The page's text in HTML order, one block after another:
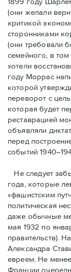
(они желали
критикой
сторонниками
(они требовали
семейного, в том
хотели
году Моррас
которой
переворот с
которая будет
реставрацией
объявляли
перед
событий
Не следует
года, которые
«фашистским
политическая
даже обычные
мая 1932 по
правительств).
Александра
евреем. Не
Франции